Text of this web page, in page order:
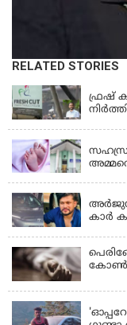
RELATED STORIES
KERALA
ഫ്രഷ്
അർജുൻ
കാർ